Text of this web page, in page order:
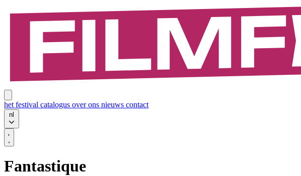
het festival catalogus over ons nieuws contact
nl
Fantastique